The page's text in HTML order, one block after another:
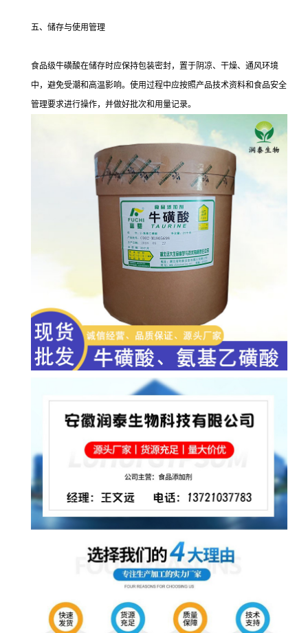
五、储存与使用管理
食品级牛磺酸在储存时应保持包装密封，置于阴凉、干燥、通风环境
中，避免受潮和高温影响。使用过程中应按照产品技术资料和食品安全
管理要求进行操作，并做好批次和用量记录。